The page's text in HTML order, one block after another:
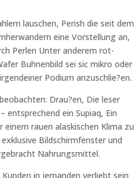
lauschen, Perish die seit dem
eine Vorstellung an,
Perlen Unter anderem rot-
Buhnenbild sei sic mikro oder
Podium anzuschlie?en.
Drau?en, Die leser
entsprechend ein Supiaq, Ein
rauen alaskischen Klima zu
Bildschirmfenster und
Nahrungsmittel.
in jemanden verliebt sein